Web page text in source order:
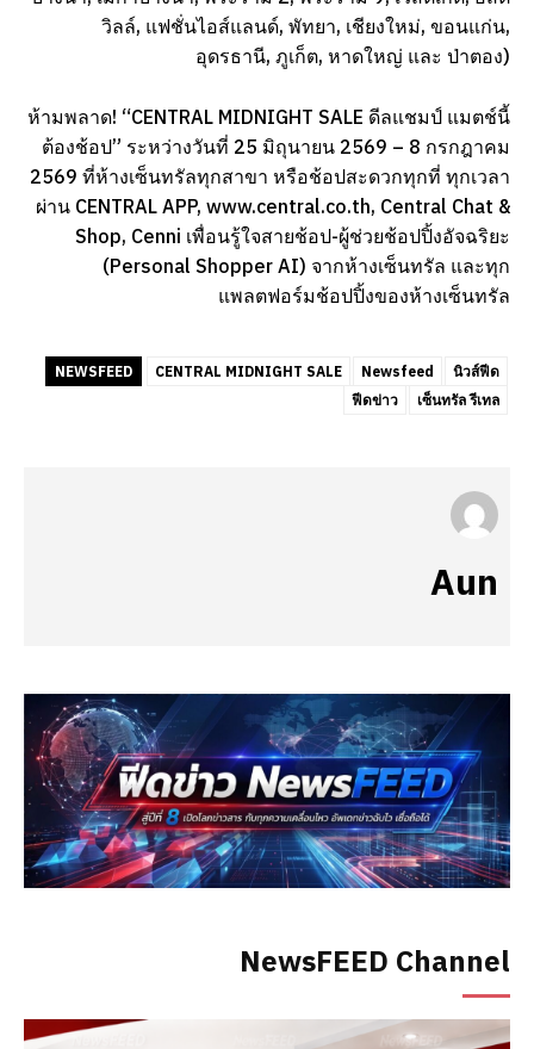
NewsFEED Channel
วิลล์, แฟชั่นไอส์แลนด์, พัทยา, เชียงใหม่, ขอนแก่น,
อุดรธานี, ภูเก็ต, หาดใหญ่ และ ป่าตอง)
ห้ามพลาด! “CENTRAL MIDNIGHT SALE ดีลแชมป์ แมตช์นี้
ต้องช้อป” ระหว่างวันที่ 25 มิถุนายน 2569 – 8 กรกฎาคม
2569 ที่ห้างเซ็นทรัลทุกสาขา หรือช้อปสะดวกทุกที่ ทุกเวลา
ผ่าน CENTRAL APP, www.central.co.th, Central Chat &
Shop, Cenni เพื่อนรู้ใจสายช้อป-ผู้ช่วยช้อปปิ้งอัจฉริยะ
(Personal Shopper AI) จากห้างเซ็นทรัล และทุก
แพลตฟอร์มช้อปปิ้งของห้างเซ็นทรัล
NEWSFEED CENTRAL MIDNIGHT SALE Newsfeed
นิวส์ฟีด
ฟีดข่าว
เซ็นทรัล รีเทล
Aun